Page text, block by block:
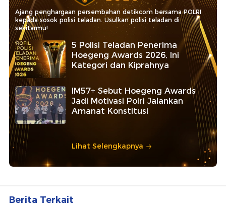
Ajang penghargaan persembahan detikcom bersama POLRI
kepada sosok polisi teladan. Usulkan polisi teladan di
sekitarmu!
5 Polisi Teladan Penerima
Hoegeng Awards 2026, Ini
Kategori dan Kiprahnya
IM57+ Sebut Hoegeng Awards
Jadi Motivasi Polri Jalankan
Amanat Konstitusi
Lihat Selengkapnya
Berita Terkait